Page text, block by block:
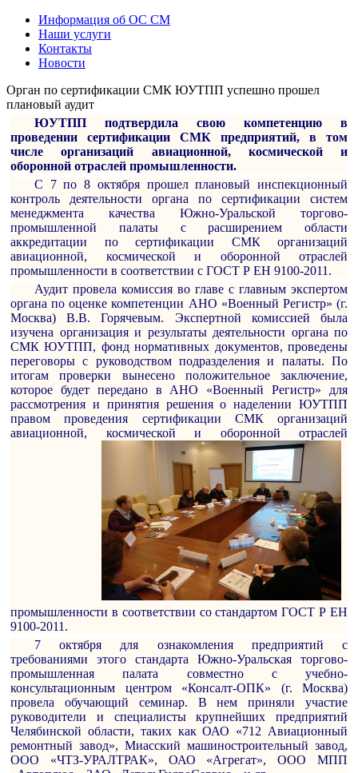
Информация об ОС СМ
Наши услуги
Контакты
Новости
Орган по сертификации СМК ЮУТПП успешно прошел
плановый аудит
ЮУТПП подтвердила свою компетенцию в
проведении сертификации СМК предприятий, в том
числе организаций авиационной, космической и
оборонной отраслей промышленности.
С 7 по 8 октября прошел плановый инспекционный
контроль деятельности органа по сертификации систем
менеджмента качества Южно-Уральской торгово-
промышленной палаты с расширением области
аккредитации по сертификации СМК организаций
авиационной, космической и оборонной отраслей
промышленности в соответствии с ГОСТ Р ЕН 9100-2011.
Аудит провела комиссия во главе с главным экспертом
органа по оценке компетенции АНО «Военный Регистр» (г.
Москва) В.В. Горячевым. Экспертной комиссией была
изучена организация и результаты деятельности органа по
СМК ЮУТПП, фонд нормативных документов, проведены
переговоры с руководством подразделения и палаты. По
итогам проверки вынесено положительное заключение,
которое будет передано в АНО «Военный Регистр» для
рассмотрения и принятия решения о наделении ЮУТПП
правом проведения сертификации СМК организаций
авиационной, космической и оборонной отраслей
промышленности в соответствии со стандартом ГОСТ Р ЕН
9100-2011.
7 октября для ознакомления предприятий с
требованиями этого стандарта Южно-Уральская торгово-
промышленная палата совместно с учебно-
консультационным центром «Консалт-ОПК» (г. Москва)
провела обучающий семинар. В нем приняли участие
руководители и специалисты крупнейших предприятий
Челябинской области, таких как ОАО «712 Авиационный
ремонтный завод», Миасский машиностроительный завод,
ООО «ЧТЗ-УРАЛТРАК», ОАО «Агрегат», ООО МПП